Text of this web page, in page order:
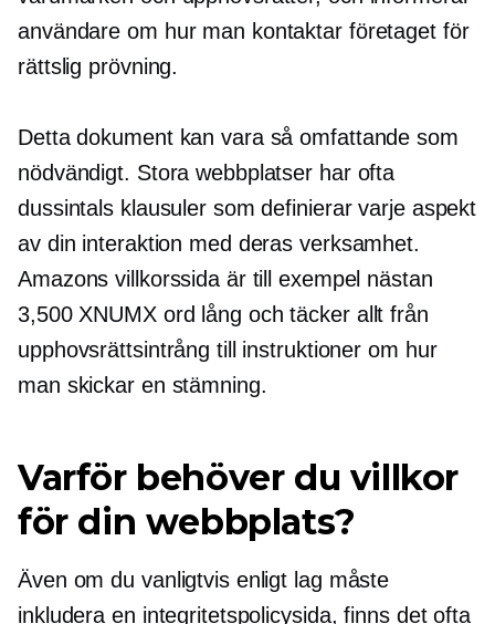
användare om hur man kontaktar företaget för
rättslig prövning.
Detta dokument kan vara så omfattande som
nödvändigt. Stora webbplatser har ofta
dussintals klausuler som definierar varje aspekt
av din interaktion med deras verksamhet.
Amazons villkorssida är till exempel nästan
3,500 XNUMX ord lång och täcker allt från
upphovsrättsintrång till instruktioner om hur
man skickar en stämning.
Varför behöver du villkor
för din webbplats?
Även om du vanligtvis enligt lag måste
inkludera en integritetspolicysida, finns det ofta